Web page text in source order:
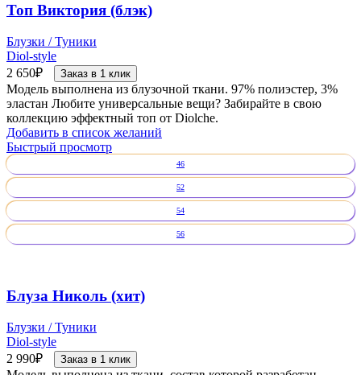
Топ Виктория (блэк)
Блузки / Туники
Diol-style
2 650₽ Заказ в 1 клик
Модель выполнена из блузочной ткани. 97% полиэстер, 3%
эластан Любите универсальные вещи? Забирайте в свою
коллекцию эффектный топ от Diolche.
Добавить в список желаний
Быстрый просмотр
46
52
54
56
Блуза Николь (хит)
Блузки / Туники
Diol-style
2 990₽ Заказ в 1 клик